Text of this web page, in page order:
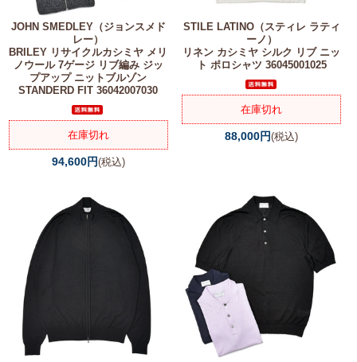
JOHN SMEDLEY（ジョンスメド
レー）
BRILEY リサイクルカシミヤ メリ
ノウール 7ゲージ リブ編み ジッ
プアップ ニットブルゾン
STANDERD FIT 36042007030
在庫切れ
94,600円(税込)
STILE LATINO（スティレ ラティ
ーノ）
リネン カシミヤ シルク リブ ニッ
ト ポロシャツ 36045001025
在庫切れ
88,000円(税込)